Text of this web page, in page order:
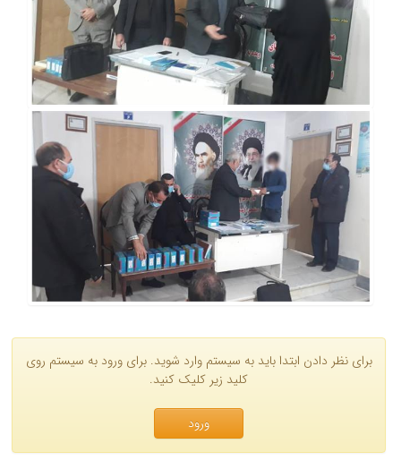
برای نظر دادن ابتدا باید به سیستم وارد شوید. برای ورود به سیستم روی
کلید زیر کلیک کنید.
ورود